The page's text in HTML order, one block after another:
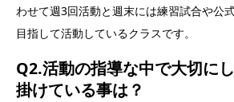
わせて週3回活動と週末には練習試合や公
目指して活動しているクラスです。
Q2.活動の指導な中で大切に
掛けている事は？